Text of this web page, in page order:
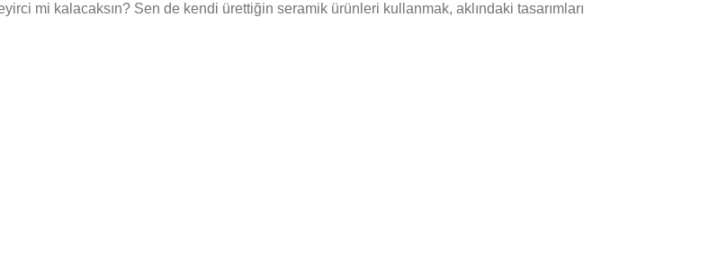
mi kalacaksın? Sen de kendi ürettiğin seramik ürünleri kullanmak, aklındaki tasarımları